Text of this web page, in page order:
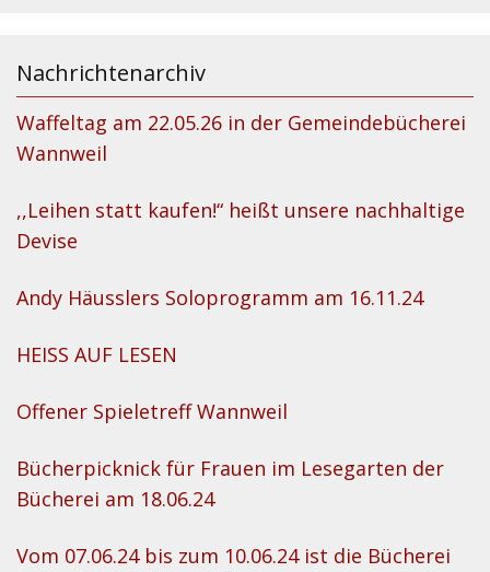
Nachrichtenarchiv
Waffeltag am 22.05.26 in der Gemeindebücherei
Wannweil
,,Leihen statt kaufen!“ heißt unsere nachhaltige
Devise
Andy Häusslers Soloprogramm am 16.11.24
HEISS AUF LESEN
Offener Spieletreff Wannweil
Bücherpicknick für Frauen im Lesegarten der
Bücherei am 18.06.24
Vom 07.06.24 bis zum 10.06.24 ist die Bücherei